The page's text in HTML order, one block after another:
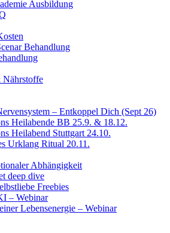
Ausbildung
Behandlung
Nährstoffe
– Entkoppel Dich (Sept 26)
Heilabende BB 25.9. & 18.12.
Heilabend Stuttgart 24.10.
Urklang Ritual 20.11.
Abhängigkeit
deep dive
Freebies
– Webinar
Lebensenergie – Webinar